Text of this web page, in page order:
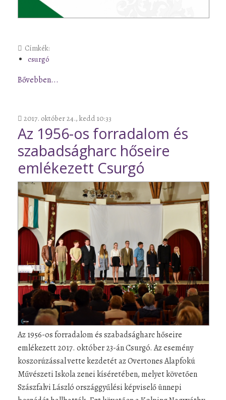
Címkék:
csurgó
Bővebben...
2017. október 24., kedd 10:33
Az 1956-os forradalom és
szabadságharc hőseire
emlékezett Csurgó
Az 1956-os forradalom és szabadságharc hőseire
emlékezett 2017. október 23-án Csurgó. Az esemény
koszorúzással vette kezdetét az Overtones Alapfokú
Művészeti Iskola zenei kíséretében, melyet követően
Szászfalvi László országgyűlési képviselő ünnepi